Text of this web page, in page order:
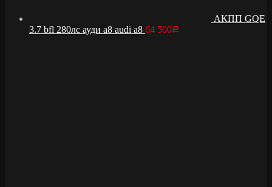
АКПП GQE
3.7 bfl 280лс ауди а8 audi a8 64 500Р